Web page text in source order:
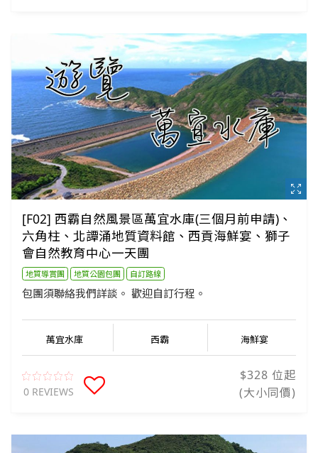
[F02] 西霸自然風景區萬宜水庫(三個月前申請)、
六角柱、北譚涌地質資料館、西貢海鮮宴、獅子
會自然教育中心一天團
地質導賞團 地質公園包團 自訂路線
包團須聯絡我們詳談。 歡迎自訂行程。
萬宜水庫 西霸 海鮮宴
0 REVIEWS
$328 位起
(大小同價)